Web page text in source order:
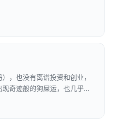
，也没有离谱投资和创业，
奇迹般的狗屎运，也几乎无